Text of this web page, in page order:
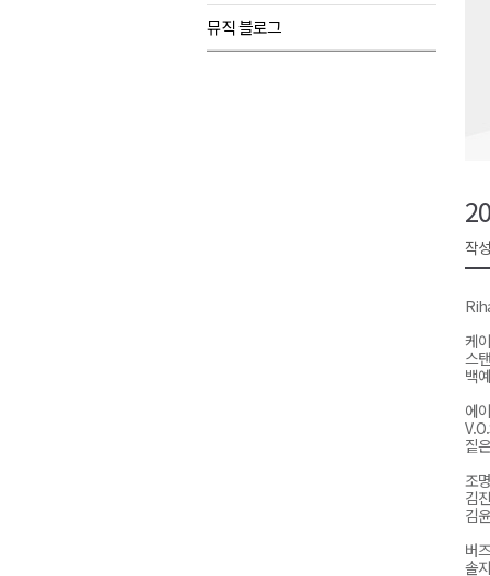
홍천군 "철도 개통 이후를 그린
횡성군수직 인수위, 민선 9기 비
양양군, 피서지 계곡․하천 불
평창군 계촌5리 깡촌음악회 오
뮤직 블로그
작
케
스
백
에
짙
조
김
김
버
솔